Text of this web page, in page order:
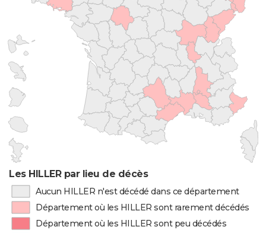
Les HILLER par lieu de décès
Aucun HILLER n'est décédé dans ce département
Département où les HILLER sont rarement décédés
Département où les HILLER sont peu décédés